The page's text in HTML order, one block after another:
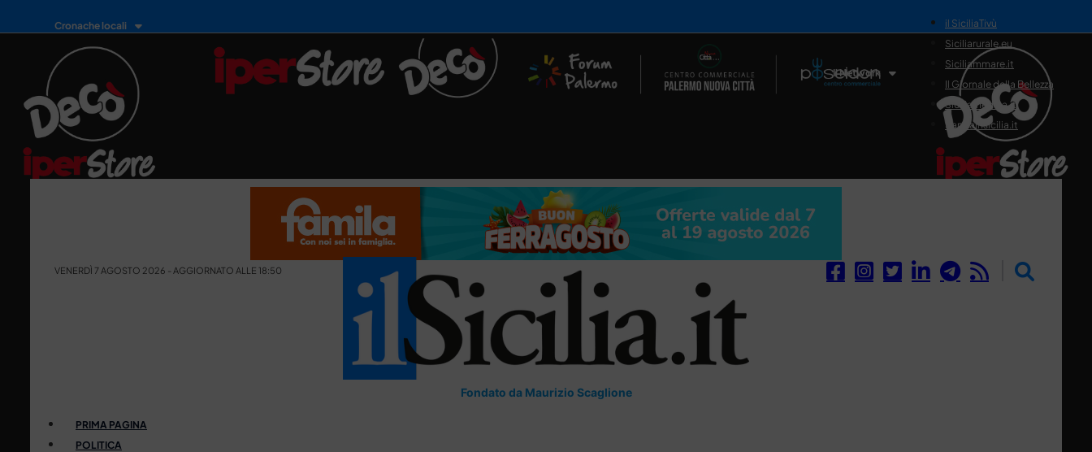
Cronache locali
Il Network
il SiciliaTivù
Siciliarurale.eu
Siciliammare.it
Il Giornale della Bellezza
Siciliamedica.it
Sanitainsicilia.it
VENERDÌ 7 AGOSTO 2026 - AGGIORNATO ALLE 18:50
Fondato da Maurizio Scaglione
PRIMA PAGINA
POLITICA